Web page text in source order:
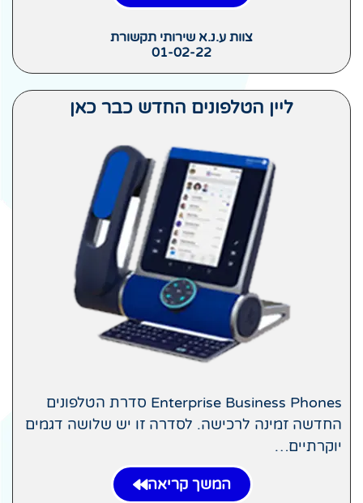
צוות ע.נ.א שירותי תקשורת
01-02-22
ליין הטלפונים החדש כבר כאן
Enterprise Business Phones סדרת הטלפונים
החדשה זמינה לרכישה. לסדרה זו יש שלושה דגמים
יוקרתיים…
המשך קריאה